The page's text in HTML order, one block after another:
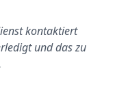
kontaktiert
und das zu